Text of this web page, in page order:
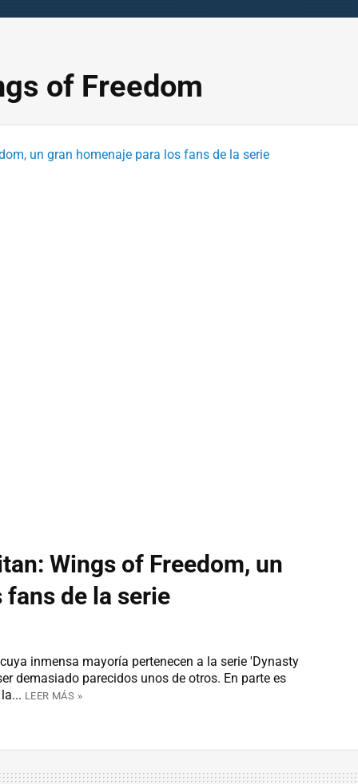
of Freedom
Wings of Freedom, un
de la serie
inmensa mayoría pertenecen a la serie 'Dynasty
demasiado parecidos unos de otros. En parte es
LEER MÁS »